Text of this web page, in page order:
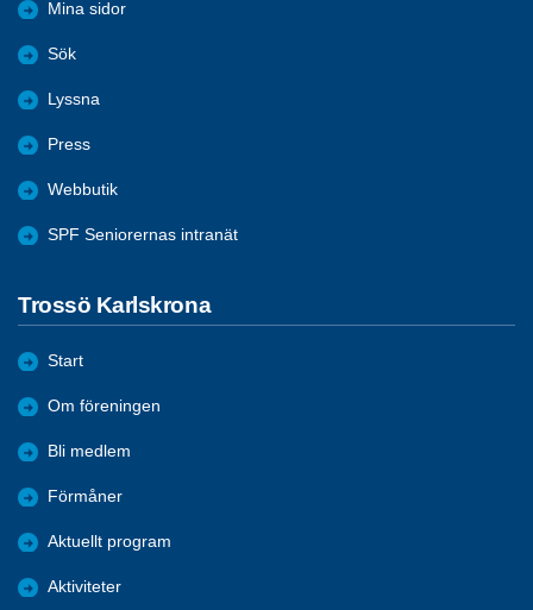
Mina sidor
Sök
Lyssna
Press
Webbutik
SPF Seniorernas intranät
Trossö Karlskrona
Start
Om föreningen
Bli medlem
Förmåner
Aktuellt program
Aktiviteter